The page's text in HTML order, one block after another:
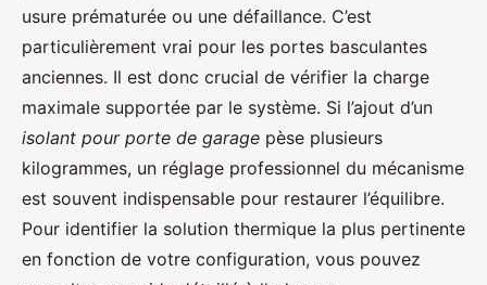
usure prématurée ou une défaillance. C’est
particulièrement vrai pour les portes basculantes
anciennes. Il est donc crucial de vérifier la charge
maximale supportée par le système. Si l’ajout d’un
isolant pour porte de garage pèse plusieurs
kilogrammes, un réglage professionnel du mécanisme
est souvent indispensable pour restaurer l’équilibre.
Pour identifier la solution thermique la plus pertinente
en fonction de votre configuration, vous pouvez